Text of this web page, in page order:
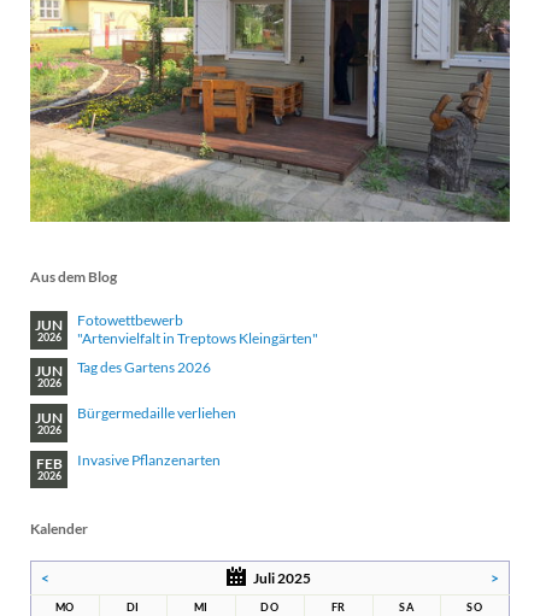
Aus dem Blog
JUN
2026
Fotowettbewerb
"Artenvielfalt in Treptows Kleingärten"
JUN
2026
Tag des Gartens 2026
JUN
2026
Bürgermedaille verliehen
FEB
2026
Invasive Pflanzenarten
Kalender
< Juli 2025 >
MO DI MI DO FR SA SO